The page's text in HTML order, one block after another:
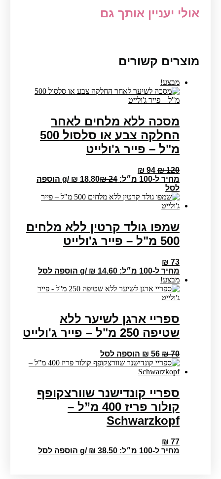
אולי יעניין אותך גם
מוצרים קשורים
מבצע!
מסכה ללא מלחים לאחר
החלקה צבע או סלסול 500
מ"ל – פייר ג'ולייט
₪120
המחיר
המקורי
₪ 120.
₪ 94
המחיר
הנוכחי
₪ 94.
מחיר ל-100 מ״ל: ₪24
₪ 18.80
/
g הוספה
לסל
שמפו גולד קרטין ללא מלחים
500 מ"ל – פייר ג'ולייט
₪ 73
מחיר ל-100 מ״ל:
₪ 14.60
/
g הוספה לסל
מבצע!
ספריי ארגן לשיער ללא
שטיפה 250 מ"ל – פייר ג'ולייט
₪70
המחיר
המקורי
היה:
₪ 56
המחיר
הנוכחי
הוא:
הוספה לסל
ספריי קונדישנר שוורצקופף
קולור פריז 400 מ”ל –
Schwarzkopf
₪ 77
מחיר ל-100 מ״ל:
₪ 38.50
/
g הוספה לסל